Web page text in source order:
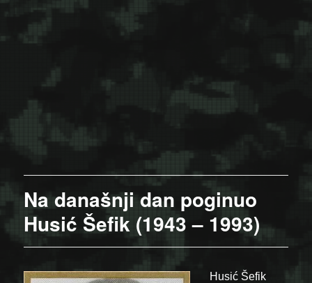
Na današnji dan poginuo
Husić Šefik (1943 – 1993)
Husić Šefik